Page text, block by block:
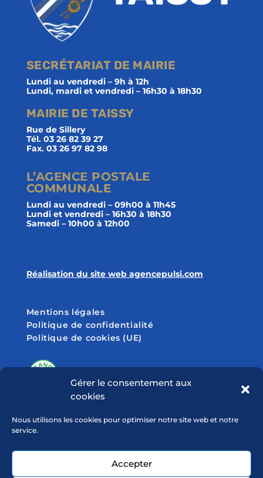
Gérer le consentement aux
cookies
Nous utilisons les cookies pour optimiser notre site web et notre
service.
Accepter
SECRÉTARIAT DE MAIRIE
Lundi au vendredi – 9h à 12h
Lundi, mardi et vendredi – 16h30 à 18h30
MAIRIE DE TAISSY
Rue de Sillery
Tél. 03 26 82 39 27
Fax. 03 26 97 82 98
L’AGENCE POSTALE
COMMUNALE
Lundi au vendredi – 09h00 à 11h45
Lundi et vendredi – 16h30 à 18h30
Samedi – 10h00 à 12h00
Réalisation du site web agencepulsi.com
Mentions légales
Politique de confidentialité
Politique de cookies (UE)
SUIVEZ-NOUS SUR